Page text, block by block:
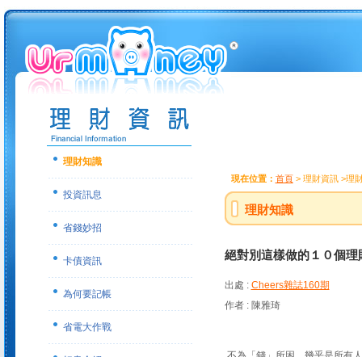
理財知識
投資訊息
省錢妙招
卡債資訊
為何要記帳
省電大作戰
現在位置： 首頁> 理財資訊 >理
理財知識
絕對別這樣做的１０個理
出處 : Cheers雜誌160期
作者 : 陳雅琦